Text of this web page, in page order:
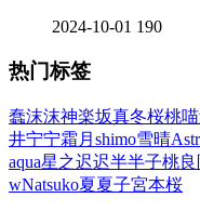
2024-10-01 190
热门标签
蠢沫沫神楽坂真冬桜桃喵
井宁宁霜月shimo雪晴
aqua星之迟迟半半子桃良
wNatsuko夏夏子宮本桜